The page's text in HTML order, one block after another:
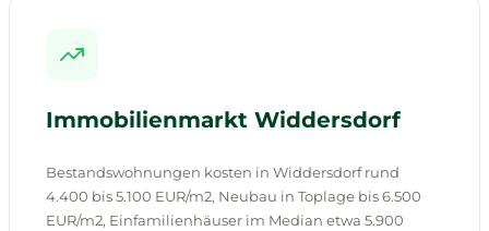
Immobilienmarkt Widdersdorf
Bestandswohnungen kosten in Widdersdorf rund
4.400 bis 5.100 EUR/m2, Neubau in Toplage bis 6.500
EUR/m2, Einfamilienhäuser im Median etwa 5.900